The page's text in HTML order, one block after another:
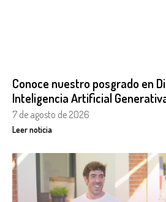
Conoce nuestro posgrado en
Inteligencia Artificial
7 de agosto de 2026
Leer noticia